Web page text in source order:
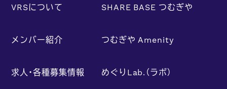
VRSについて
メンバー紹介
求人・各種募集情報
SHARE BASE つむぎや
つむぎや Amenity
めぐりLab.（ラボ）